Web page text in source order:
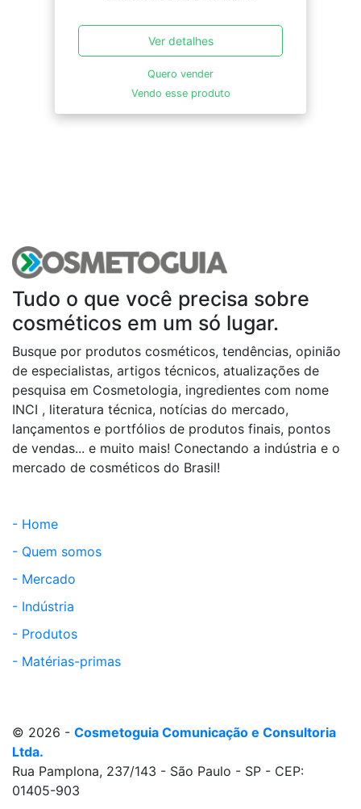
Ver detalhes
Quero vender
Vendo esse produto
Tudo o que você precisa sobre
cosméticos em um só lugar.
Busque por produtos cosméticos, tendências, opinião
de especialistas, artigos técnicos, atualizações de
pesquisa em Cosmetologia, ingredientes com nome
INCI , literatura técnica, notícias do mercado,
lançamentos e portfólios de produtos finais, pontos
de vendas... e muito mais! Conectando a indústria e o
mercado de cosméticos do Brasil!
- Home
- Quem somos
- Mercado
- Indústria
- Produtos
- Matérias-primas
© 2026 - Cosmetoguia Comunicação e Consultoria
Ltda.
Rua Pamplona, 237/143 - São Paulo - SP - CEP:
01405-903